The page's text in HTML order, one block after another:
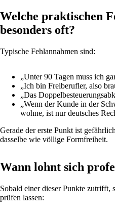
Welche praktischen
besonders oft?
Typische Fehlannahmen sind:
„Unter 90 Tagen muss ich
„Ich bin Freiberufler, also
„Das
„Wenn der Kunde in der
wohne, ist nur deutsches
Gerade der erste Punkt ist
dasselbe wie völlige Formfreiheit.
Wann lohnt sich
Sobald einer dieser Punkte zutrifft,
prüfen lassen: